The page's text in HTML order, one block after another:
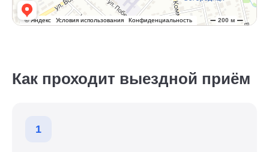
Как проходит выездной приём
1